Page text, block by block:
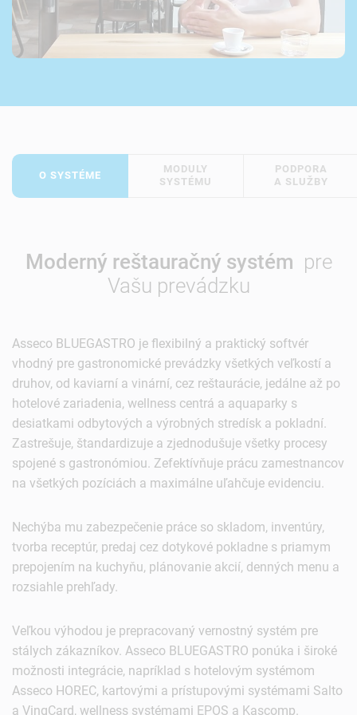
O SYSTÉME
MODULY
SYSTÉMU
PODPORA
A SLUŽBY
Moderný reštauračný systém pre
Vašu prevádzku
Asseco BLUEGASTRO je flexibilný a praktický softvér
vhodný pre gastronomické prevádzky všetkých veľkostí a
druhov, od kaviarní a vinární, cez reštaurácie, jedálne až po
hotelové zariadenia, wellness centrá a aquaparky s
desiatkami odbytových a výrobných stredísk a pokladní.
Zastrešuje, štandardizuje a zjednodušuje všetky procesy
spojené s gastronómiou. Zefektívňuje prácu zamestnancov
na všetkých pozíciách a maximálne uľahčuje evidenciu.
Nechýba mu zabezpečenie práce so skladom, inventúry,
tvorba receptúr, predaj cez dotykové pokladne s priamym
prepojením na kuchyňu, plánovanie akcií, denných menu a
rozsiahle prehľady.
Veľkou výhodou je prepracovaný vernostný systém pre
stálych zákazníkov. Asseco BLUEGASTRO ponúka i široké
možnosti integrácie, napríklad s hotelovým systémom
Asseco HOREC, kartovými a prístupovými systémami Salto
a VingCard, wellness systémami EPOS a Kascomp.